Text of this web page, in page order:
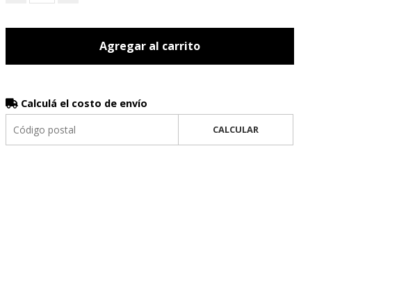
Agregar al carrito
Calculá el costo de envío
CALCULAR